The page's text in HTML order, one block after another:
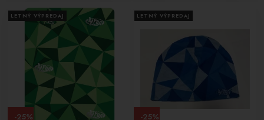
LETNÝ VÝPREDAJ
-25%
LETNÝ VÝPREDAJ
-25%